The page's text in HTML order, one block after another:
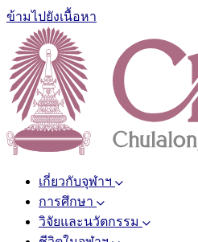
ข้ามไปยังเนื้อหา
เกี่ยวกับจุฬาฯ
การศึกษา
วิจัยและนวัตกรรม